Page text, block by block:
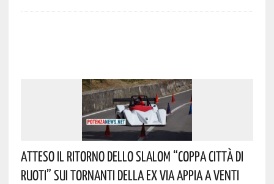
Atteso Il Ritorno Dello Slalom “Coppa Città Di
Ruoti” Sui Tornanti Della Ex Via Appia A Venti